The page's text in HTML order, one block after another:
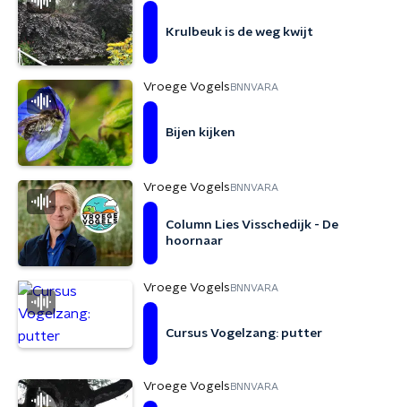
Krulbeuk is de weg kwijt
Vroege Vogels BNNVARA
Bijen kijken
Vroege Vogels BNNVARA
Column Lies Visschedijk - De
hoornaar
Vroege Vogels BNNVARA
Cursus Vogelzang: putter
Vroege Vogels BNNVARA